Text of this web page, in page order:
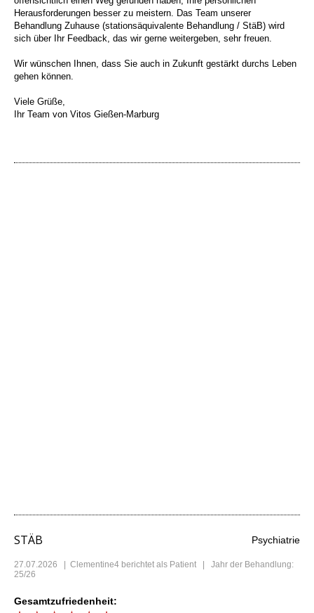
Herausforderungen besser zu meistern. Das Team unserer
Behandlung Zuhause (stationsäquivalente Behandlung / StäB) wird
sich über Ihr Feedback, das wir gerne weitergeben, sehr freuen.
Wir wünschen Ihnen, dass Sie auch in Zukunft gestärkt durchs Leben
gehen können.
Viele Grüße,
Ihr Team von Vitos Gießen-Marburg
STÄB Psychiatrie
27.07.2026 | Clementine4 berichtet als Patient | Jahr der Behandlung:
25/26
Gesamtzufriedenheit: